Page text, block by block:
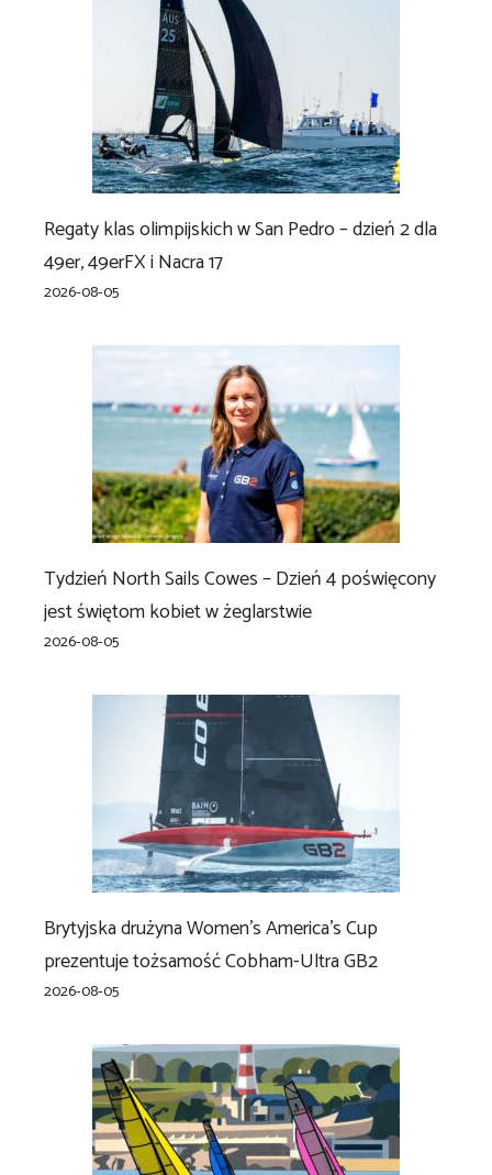
Regaty klas olimpijskich w San Pedro – dzień 2 dla
49er, 49erFX i Nacra 17
2026-08-05
Tydzień North Sails Cowes – Dzień 4 poświęcony
jest świętom kobiet w żeglarstwie
2026-08-05
Brytyjska drużyna Women’s America’s Cup
prezentuje tożsamość Cobham-Ultra GB2
2026-08-05